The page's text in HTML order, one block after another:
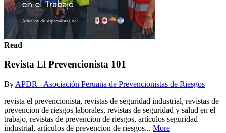
Read
Revista El Prevencionista 101
By APDR - Asociación Peruana de Prevencionistas de Riesgos
revista el prevencionista, revistas de seguridad industrial, revistas de
prevencion de riesgos laborales, revistas de seguridad y salud en el
trabajo, revistas de prevencion de riesgos, artículos seguridad
industrial, artículos de prevencion de riesgos... More